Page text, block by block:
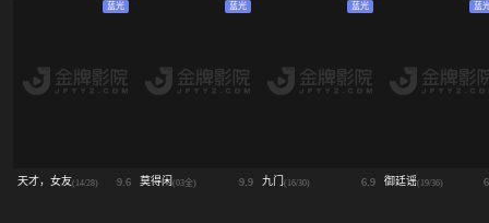
蓝光
天才，女友(14/28) 9.6
蓝光
莫得闲 (03全) 9.9
蓝光
九门 (16/30) 6.9
蓝
御廷谣‎(19/36)